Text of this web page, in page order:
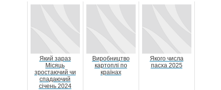
Який зараз
Місяць
зростаючий чи
спадаючий
січень 2024
Виробництво
картоплі по
країнах
Якого числа
пасха 2025